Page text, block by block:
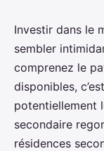
Quelles
investir
Maryam
Investir dans le
sembler
comprenez le
disponibles,
potentiellement
secondaire
résidences